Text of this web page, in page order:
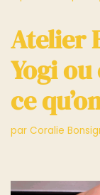
Atelier
Yogi ou
ce
par Coralie